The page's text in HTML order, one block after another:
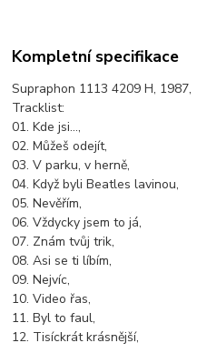
Kompletní specifikace
Supraphon 1113 4209 H, 1987,
Tracklist:
01. Kde jsi...,
02. Můžeš odejít,
03. V parku, v herně,
04. Když byli Beatles lavinou,
05. Nevěřím,
06. Vždycky jsem to já,
07. Znám tvůj trik,
08. Asi se ti líbím,
09. Nejvíc,
10. Video řas,
11. Byl to faul,
12. Tisíckrát krásnější,